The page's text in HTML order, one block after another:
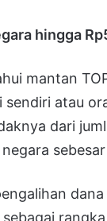
hingga
mantan
atau
dari